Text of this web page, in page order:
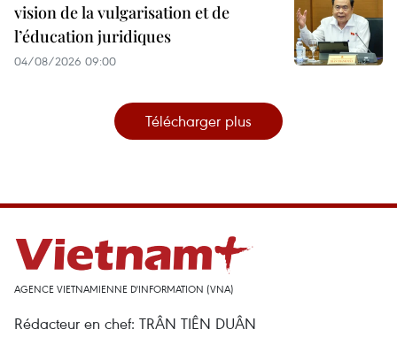
vision de la vulgarisation et de
l’éducation juridiques
04/08/2026 09:00
Télécharger plus
AGENCE VIETNAMIENNE D'INFORMATION (VNA)
Rédacteur en chef: TRÂN TIÊN DUÂN